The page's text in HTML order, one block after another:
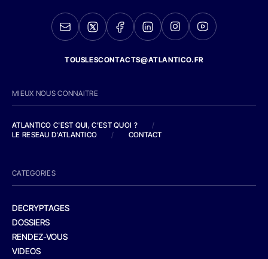
TOUSLESCONTACTS@ATLANTICO.FR
MIEUX NOUS CONNAITRE
ATLANTICO C'EST QUI, C'EST QUOI ?
/
LE RESEAU D'ATLANTICO
/ CONTACT
CATEGORIES
DECRYPTAGES
DOSSIERS
RENDEZ-VOUS
VIDEOS